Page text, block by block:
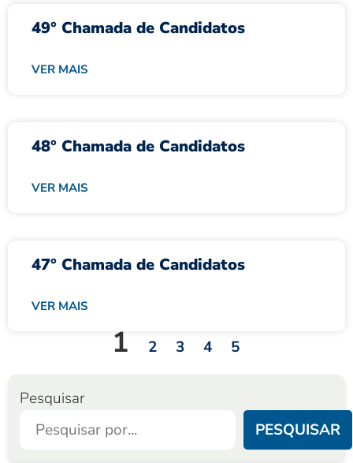
49° Chamada de Candidatos
VER MAIS
48° Chamada de Candidatos
VER MAIS
47° Chamada de Candidatos
VER MAIS
1 2 3 4 5
Pesquisar
PESQUISAR